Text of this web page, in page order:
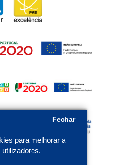
para melhorar a
Fechar